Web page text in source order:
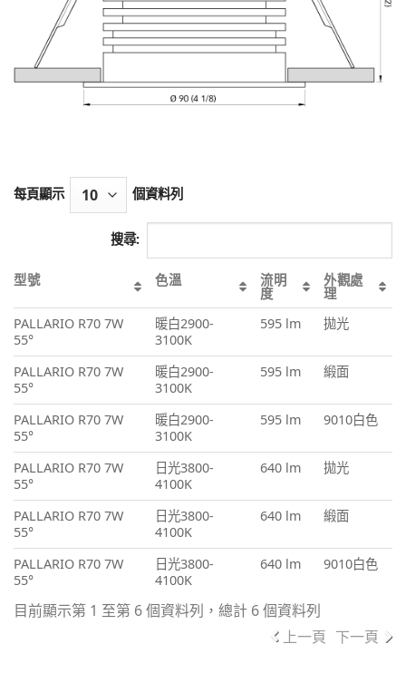
每頁顯示 個資料列
搜尋:
型號 色溫 流明
度
外觀處
理
PALLARIO R70 7W
55°
暖白2900-
3100K
595 lm 拋光
PALLARIO R70 7W
55°
暖白2900-
3100K
595 lm 緞面
PALLARIO R70 7W
55°
暖白2900-
3100K
595 lm 9010白色
PALLARIO R70 7W
55°
日光3800-
4100K
640 lm 拋光
PALLARIO R70 7W
55°
日光3800-
4100K
640 lm 緞面
PALLARIO R70 7W
55°
日光3800-
4100K
640 lm 9010白色
目前顯示第 1 至第 6 個資料列，總計 6 個資料列
上一頁 下一頁